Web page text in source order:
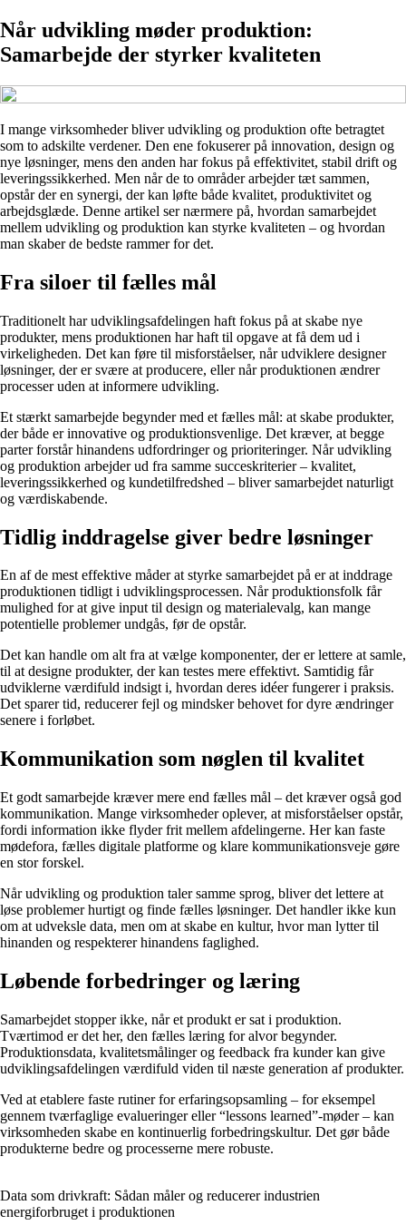
Når udvikling møder produktion:
Samarbejde der styrker kvaliteten
I mange virksomheder bliver udvikling og produktion ofte betragtet
som to adskilte verdener. Den ene fokuserer på innovation, design og
nye løsninger, mens den anden har fokus på effektivitet, stabil drift og
leveringssikkerhed. Men når de to områder arbejder tæt sammen,
opstår der en synergi, der kan løfte både kvalitet, produktivitet og
arbejdsglæde. Denne artikel ser nærmere på, hvordan samarbejdet
mellem udvikling og produktion kan styrke kvaliteten – og hvordan
man skaber de bedste rammer for det.
Fra siloer til fælles mål
Traditionelt har udviklingsafdelingen haft fokus på at skabe nye
produkter, mens produktionen har haft til opgave at få dem ud i
virkeligheden. Det kan føre til misforståelser, når udviklere designer
løsninger, der er svære at producere, eller når produktionen ændrer
processer uden at informere udvikling.
Et stærkt samarbejde begynder med et fælles mål: at skabe produkter,
der både er innovative og produktionsvenlige. Det kræver, at begge
parter forstår hinandens udfordringer og prioriteringer. Når udvikling
og produktion arbejder ud fra samme succeskriterier – kvalitet,
leveringssikkerhed og kundetilfredshed – bliver samarbejdet naturligt
og værdiskabende.
Tidlig inddragelse giver bedre løsninger
En af de mest effektive måder at styrke samarbejdet på er at inddrage
produktionen tidligt i udviklingsprocessen. Når produktionsfolk får
mulighed for at give input til design og materialevalg, kan mange
potentielle problemer undgås, før de opstår.
Det kan handle om alt fra at vælge komponenter, der er lettere at samle,
til at designe produkter, der kan testes mere effektivt. Samtidig får
udviklerne værdifuld indsigt i, hvordan deres idéer fungerer i praksis.
Det sparer tid, reducerer fejl og mindsker behovet for dyre ændringer
senere i forløbet.
Kommunikation som nøglen til kvalitet
Et godt samarbejde kræver mere end fælles mål – det kræver også god
kommunikation. Mange virksomheder oplever, at misforståelser opstår,
fordi information ikke flyder frit mellem afdelingerne. Her kan faste
mødefora, fælles digitale platforme og klare kommunikationsveje gøre
en stor forskel.
Når udvikling og produktion taler samme sprog, bliver det lettere at
løse problemer hurtigt og finde fælles løsninger. Det handler ikke kun
om at udveksle data, men om at skabe en kultur, hvor man lytter til
hinanden og respekterer hinandens faglighed.
Løbende forbedringer og læring
Samarbejdet stopper ikke, når et produkt er sat i produktion.
Tværtimod er det her, den fælles læring for alvor begynder.
Produktionsdata, kvalitetsmålinger og feedback fra kunder kan give
udviklingsafdelingen værdifuld viden til næste generation af produkter.
Ved at etablere faste rutiner for erfaringsopsamling – for eksempel
gennem tværfaglige evalueringer eller “lessons learned”-møder – kan
virksomheden skabe en kontinuerlig forbedringskultur. Det gør både
produkterne bedre og processerne mere robuste.
Data som drivkraft: Sådan måler og reducerer industrien
energiforbruget i produktionen